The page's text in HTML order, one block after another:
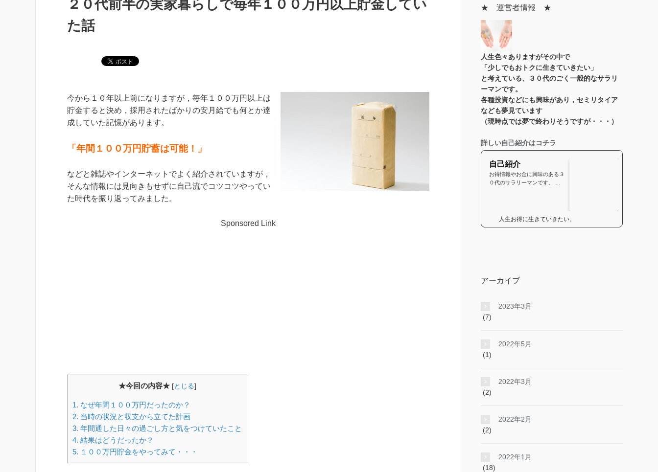
２０代前半の実家暮らしで毎年１００万円以上貯金してい
た話
今から１０年以上前になりますが，毎年１００万円以上は
貯金すると決め，採用されたばかりの安月給でも何とか達
成していた記憶があります。
「年間１００万円貯蓄は可能！」
などと雑誌やインターネットでよく紹介されていますが，
そんな情報には見向きもせずに自己流でコツコツやってい
た時代を振り返ってみました。
Sponsored Link
★今回の内容★ [とじる]
1. なぜ年間１００万円だったのか？
2. 当時の状況と収支から立てた計画
3. 年間通した日々の過ごし方と気をつけていたこと
4. 結果はどうだったか？
5. １００万円貯金をやってみて・・・
★ 運営者情報 ★
人生色々ありますがその中で
「少しでもおトクに生きていきたい」
と考えている、３０代のごく一般的なサラリ
ーマンです。
各種投資などにも興味があり，セミリタイア
なども夢見ています
（現時点では夢で終わりそうですが・・・）
詳しい自己紹介はコチラ
自己紹介
お得情報やお金に興味のある３
０代のサラリーマンです。 な
人生お得に生きていきたい。
アーカイブ
2023年3月
(7)
2022年5月
(1)
2022年3月
(2)
2022年2月
(2)
2022年1月
(18)